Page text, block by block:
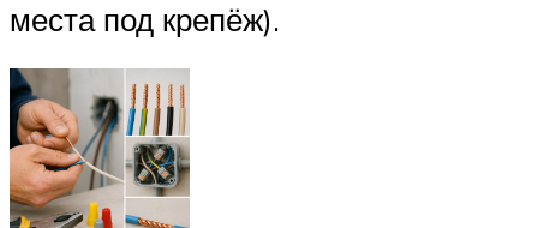
места под крепёж).